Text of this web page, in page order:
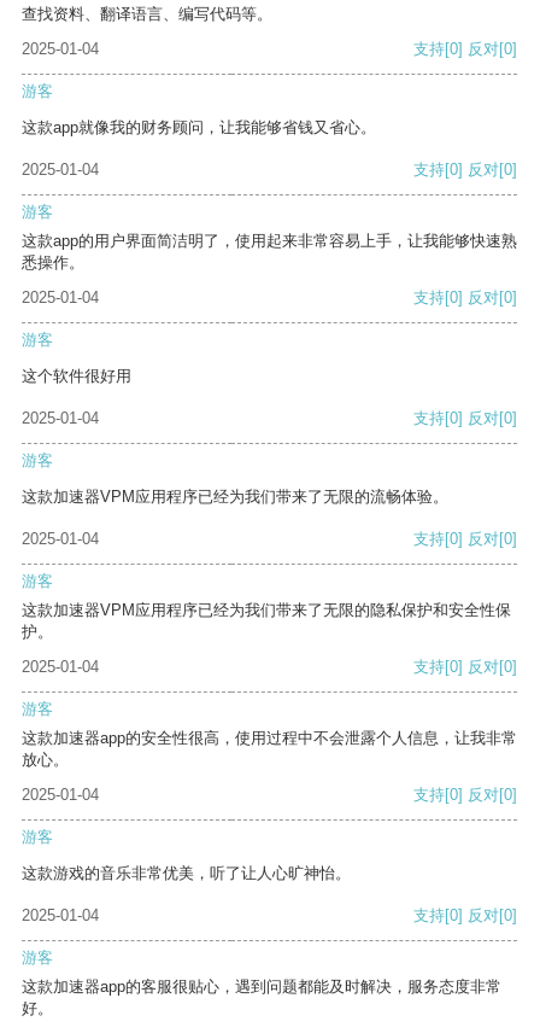
查找资料、翻译语言、编写代码等。
2025-01-04
支持[0] 反对[0]
游客
这款app就像我的财务顾问，让我能够省钱又省心。
2025-01-04 支持[0] 反对[0]
游客
这款app的用户界面简洁明了，使用起来非常容易上手，让我能够快速熟
悉操作。
2025-01-04
支持[0] 反对[0]
游客
这个软件很好用
2025-01-04 支持[0] 反对[0]
游客
这款加速器VPM应用程序已经为我们带来了无限的流畅体验。
2025-01-04 支持[0] 反对[0]
游客
这款加速器VPM应用程序已经为我们带来了无限的隐私保护和安全性保
护。
2025-01-04
支持[0] 反对[0]
游客
这款加速器app的安全性很高，使用过程中不会泄露个人信息，让我非常
放心。
2025-01-04
支持[0] 反对[0]
游客
这款游戏的音乐非常优美，听了让人心旷神怡。
2025-01-04 支持[0] 反对[0]
游客
这款加速器app的客服很贴心，遇到问题都能及时解决，服务态度非常
好。